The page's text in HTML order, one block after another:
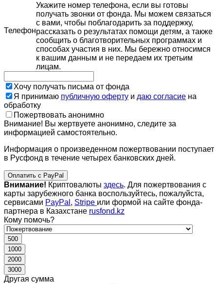
Телефон
Укажите номер телефона, если вы готовы
получать звонки от фонда. Мы можем связаться
с вами, чтобы поблагодарить за поддержку,
рассказать о результатах помощи детям, а также
сообщить о благотворительных программах и
способах участия в них. Мы бережно относимся
к вашим данным и не передаем их третьим
лицам.
Хочу получать письма от фонда
Я принимаю публичную оферту и даю согласие на
обработку
Пожертвовать анонимно
Внимание! Вы жертвуете анонимно, следите за
информацией самостоятельно.
Информация о произведенном пожертвовании поступает
в Русфонд в течение четырех банковских дней.
Оплатить с PayPal
Внимание! Криптовалюты здесь. Для пожертвования с
карты зарубежного банка воспользуйтесь, пожалуйста,
сервисами PayPal , Stripe или формой на сайте фонда-
партнера в Казахстане rusfond.kz
Кому помочь?
500
1000
2000
3000
Другая сумма